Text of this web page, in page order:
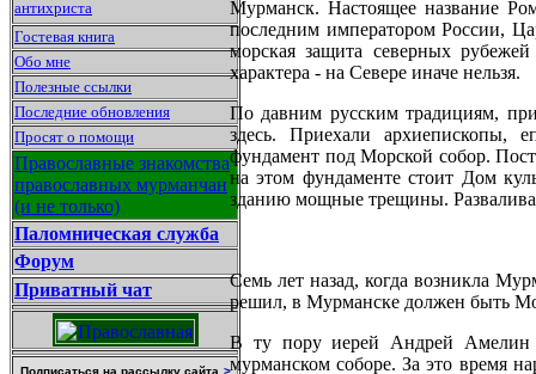
Мурманск. Настоящее название
последним императором России,
морская защита северных
характера - на Севере иначе нельзя.
По давним русским традициям,
здесь. Приехали архиепископы,
фундамент под Морской собор.
на этом фундаменте стоит Дом
зданию мощные трещины.
Семь лет назад, когда возникла
решил, в Мурманске должен быть
В ту пору иерей Андрей Амелин
мурманском соборе. За это время
антихриста
Гостевая книга
Обо мне
Полезные ссылки
Последние обновления
Просят о помощи
Православные знакомства
православных мурманчан
(и не только)
Паломническая служба
Форум
Приватный чат
Подписаться на рассылку сайта >